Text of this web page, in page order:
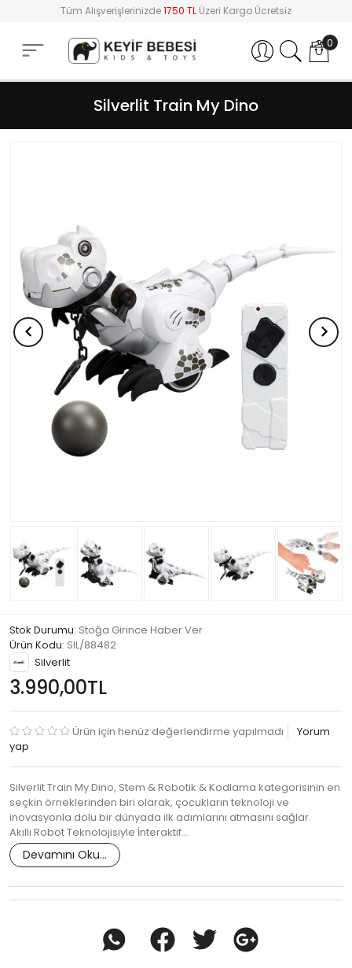
Tüm Alışverişlerinizde1750 TL Üzeri Kargo Ücretsiz
Hesabım 0
Silverlit Train My Dino
Stok Durumu: Stoğa Girince Haber Ver
Ürün Kodu: SIL/88482
Silverlit
3.990,00TL
Ürün için henüz değerlendirme yapılmadı
Yorum
yap
Silverlit Train My Dino, Stem & Robotik & Kodlama kategorisinin en
seçkin örneklerinden biri olarak, çocukların teknoloji ve
inovasyonla dolu bir dünyada ilk adımlarını atmasını sağlar.
Akıllı Robot Teknolojisiyle İnteraktif…
Devamını Oku...